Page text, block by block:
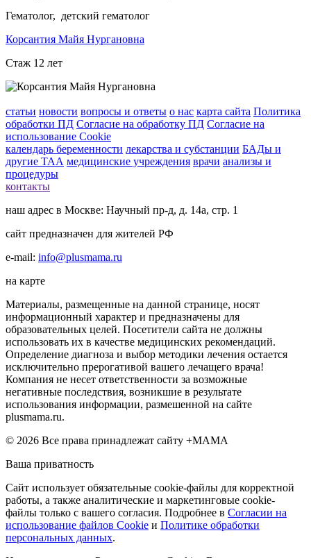
Гематолог, детский гематолог
Корсантия Майя Нургановна
Стаж 12 лет
статьи новости вопросы и ответы о нас карта сайта Политика
обработки ПД Согласие на обработку ПД Согласие на
использование Cookie
календарь беременности лекарства и субстанции БАДы и
другие ТАА медицинские учреждения врачи анализы и
процедуры
контакты
наш адрес в Москве: Научный пр-д, д. 14а, стр. 1
сайт предназначен для жителей РФ
e-mail: info@plusmama.ru
на карте
Материалы, размещенные на данной странице, носят
информационный характер и предназначены для
образовательных целей. Посетители сайта не должны
использовать их в качестве медицинских рекомендаций.
Определение диагноза и выбор методики лечения остается
исключительно прерогативой вашего лечащего врача!
Компания не несет ответственности за возможные
негативные последствия, возникшие в результате
использования информации, размешенной на сайте
plusmama.ru.
© 2026 Все права принадлежат сайту +МАМА
Ваша приватность
Сайт использует обязательные cookie-файлы для корректной
работы, а также аналитические и маркетинговые cookie-
файлы только с вашего согласия. Подробнее в Согласии на
использование файлов Cookie и Политике обработки
персональных данных.